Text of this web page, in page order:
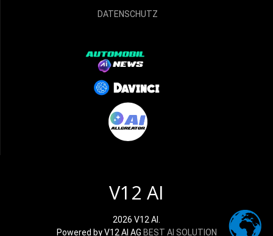
DATENSCHUTZ
V12 AI
2026 V12 AI.
Powered by V12 AI AG BEST AI SOLUTION